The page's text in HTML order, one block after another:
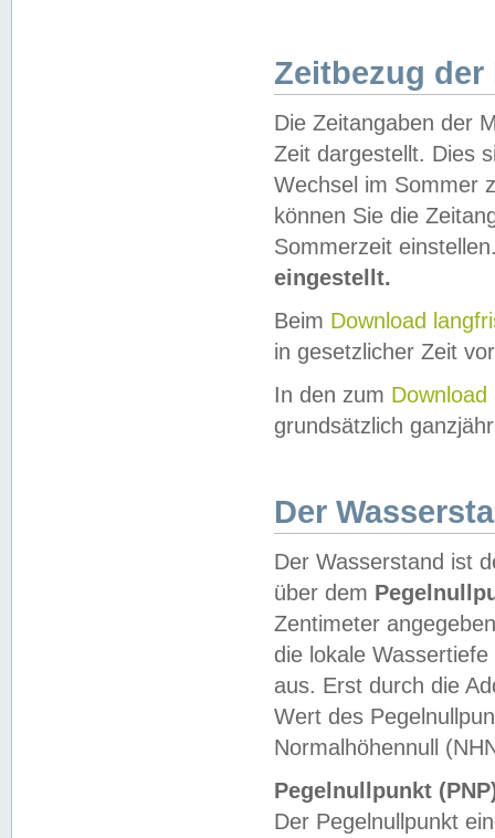
Zeitbezug der
Die Zeitangaben der
Zeit dargestellt. Dies
Wechsel im Sommer
können Sie die
Sommerzeit
eingestellt.
Beim Download
in gesetzlicher Zeit
In den zum Download
grundsätzlich
Der
Der Wasserstand ist
über dem
Zentimeter
die lokale
aus. Erst durch die
Wert des
Normalhöhennull
Pegelnullpunkt
Der Pegelnullpunkt